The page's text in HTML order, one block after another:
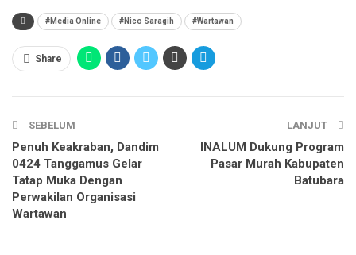
#Media Online #Nico Saragih #Wartawan
Share
SEBELUM
Penuh Keakraban, Dandim
0424 Tanggamus Gelar
Tatap Muka Dengan
Perwakilan Organisasi
Wartawan
LANJUT
INALUM Dukung Program
Pasar Murah Kabupaten
Batubara